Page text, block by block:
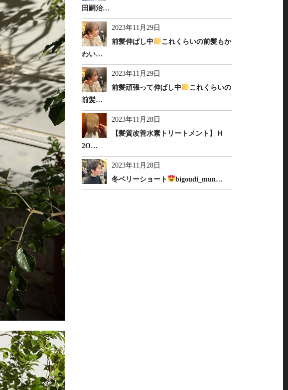
田嗣治…
2023年11月29日
前髪伸ばし中
これくらいの前髪もか
わい…
2023年11月29日
前髪頑張って伸ばし中
これくらいの
前髪…
2023年11月28日
【髪質改善水素トリートメント】Ｈ
2O…
2023年11月28日
冬ベリーショート
bigoudi_mun…